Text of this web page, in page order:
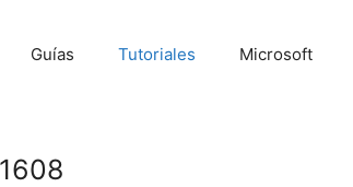
Guías Tutoriales Microsoft